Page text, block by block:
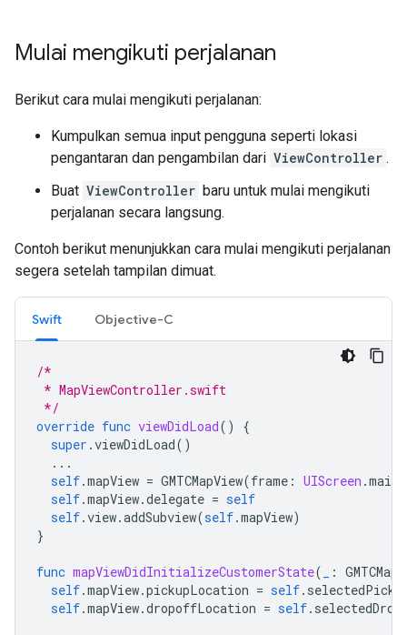
Mulai mengikuti perjalanan
Berikut cara mulai mengikuti perjalanan:
Kumpulkan semua input pengguna seperti lokasi
pengantaran dan pengambilan dari ViewController .
Buat ViewController baru untuk mulai mengikuti
perjalanan secara langsung.
Contoh berikut menunjukkan cara mulai mengikuti perjalanan
segera setelah tampilan dimuat.
Swift Objective-C
/*
* MapViewController.swift
*/
override func viewDidLoad()
{
super .viewDidLoad()
...
self.mapView = GMTCMapView(frame : UIScreen .main
self.mapView.delegate = self
self.view.addSubview(self.mapView)
}
func mapViewDidInitializeCustomerState( :
self.mapView.pickupLocation = self.
self.mapView.dropoffLocation = self.